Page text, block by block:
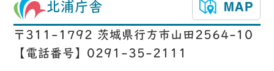
北浦庁舎
〒311-1792 茨城県行方市山田2564-10
【電話番号】0291-35-2111